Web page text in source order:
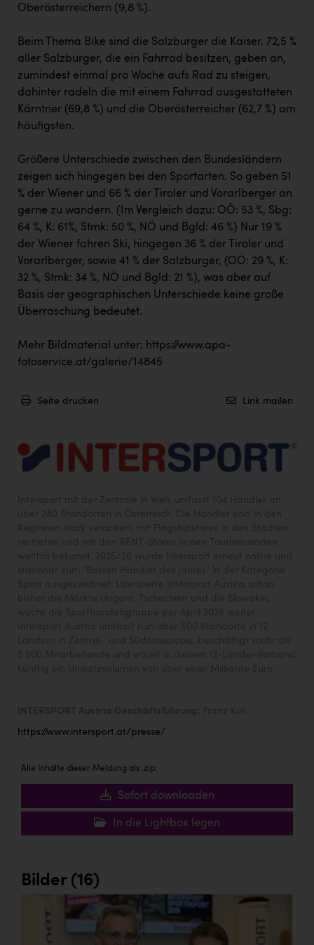
Oberösterreichern (9,8 %).
Beim Thema Bike sind die Salzburger die Kaiser. 72,5 %
aller Salzburger, die ein Fahrrad besitzen, geben an,
zumindest einmal pro Woche aufs Rad zu steigen,
dahinter radeln die mit einem Fahrrad ausgestatteten
Kärntner (69,8 %) und die Oberösterreicher (62,7 %) am
häufigsten.
Größere Unterschiede zwischen den Bundesländern
zeigen sich hingegen bei den Sportarten. So geben 51
% der Wiener und 66 % der Tiroler und Vorarlberger an
gerne zu wandern. (Im Vergleich dazu: OÖ: 53 %, Sbg:
64 %, K: 61%, Stmk: 50 %, NÖ und Bgld: 46 %) Nur 19 %
der Wiener fahren Ski, hingegen 36 % der Tiroler und
Vorarlberger, sowie 41 % der Salzburger, (OÖ: 29 %, K:
32 %, Stmk: 34 %, NÖ und Bgld: 21 %), was aber auf
Basis der geographischen Unterschiede keine große
Überraschung bedeutet.
Mehr Bildmaterial unter: https://www.apa-
fotoservice.at/galerie/14845
Seite drucken Link mailen
https://www.intersport.at/presse/
Alle Inhalte dieser Meldung als .zip:
Sofort downloaden
In die Lightbox legen
Bilder (16)